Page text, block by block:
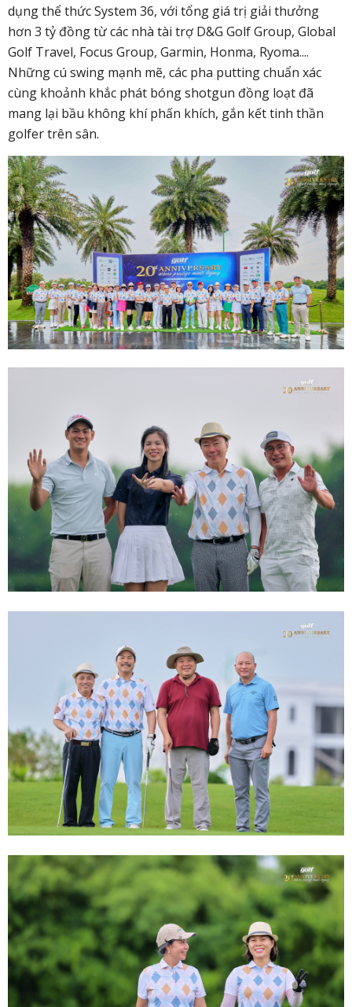
dụng thể thức System 36, với tổng giá trị giải thưởng
hơn 3 tỷ đồng từ các nhà tài trợ D&G Golf Group, Global
Golf Travel, Focus Group, Garmin, Honma, Ryoma....
Những cú swing mạnh mẽ, các pha putting chuẩn xác
cùng khoảnh khắc phát bóng shotgun đồng loạt đã
mang lại bầu không khí phấn khích, gắn kết tinh thần
golfer trên sân.